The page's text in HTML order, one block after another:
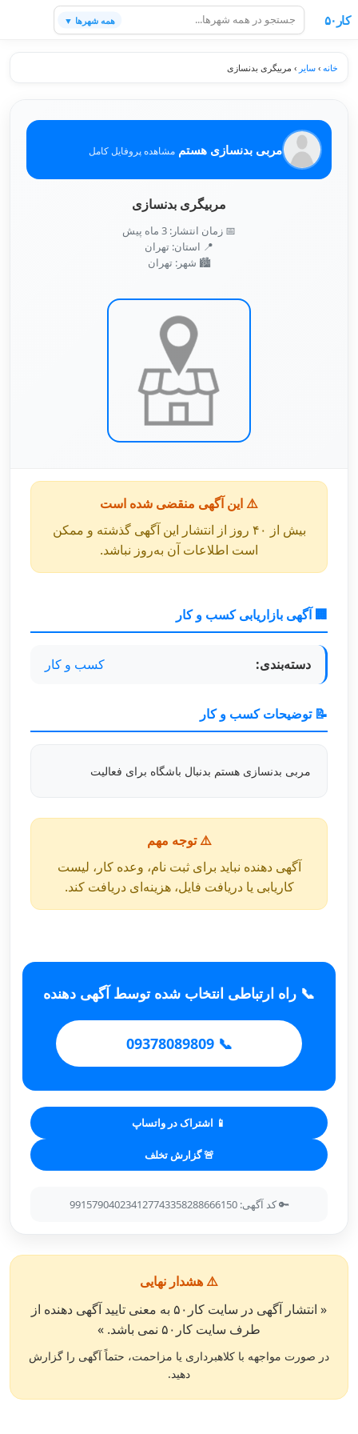
کار۵۰ همه شهرها ▼
خانه › سایر › مربیگری بدنسازی
مربی بدنسازی هستم مشاهده پروفایل کامل
مربیگری بدنسازی
📅 زمان انتشار: 3 ماه پیش
📍 استان: تهران
🏙️ شهر: تهران
⚠️ این آگهی منقضی شده است
بیش از ۴۰ روز از انتشار این آگهی گذشته و ممکن
است اطلاعات آن به‌روز نباشد.
🏢 آگهی بازاریابی کسب و کار
دسته‌بندی: کسب و کار
📝 توضیحات کسب و کار
مربی بدنسازی هستم بدنبال باشگاه برای فعالیت
⚠️ توجه مهم
آگهی دهنده نباید برای ثبت نام، وعده کار، لیست
کاریابی یا دریافت فایل، هزینه‌ای دریافت کند.
📞 راه ارتباطی انتخاب شده توسط آگهی دهنده
📞 09378089809
📱 اشتراک در واتساپ
🚨 گزارش تخلف
🔑 کد آگهی: 991579040234127743358288666150
⚠️ هشدار نهایی
« انتشار آگهی در سایت کار۵۰ به معنی تایید آگهی دهنده از
طرف سایت کار۵۰ نمی باشد. »
در صورت مواجهه با کلاهبرداری یا مزاحمت، حتماً آگهی را گزارش
دهید.